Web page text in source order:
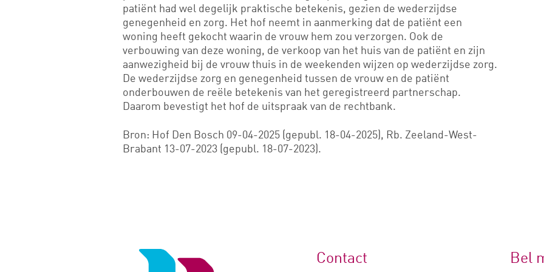
patiënt had wel degelijk praktische betekenis, gezien de wederzijdse
genegenheid en zorg. Het hof neemt in aanmerking dat de patiënt een
woning heeft gekocht waarin de vrouw hem zou verzorgen. Ook de
verbouwing van deze woning, de verkoop van het huis van de patiënt en zijn
aanwezigheid bij de vrouw thuis in de weekenden wijzen op wederzijdse zorg.
De wederzijdse zorg en genegenheid tussen de vrouw en de patiënt
onderbouwen de reële betekenis van het geregistreerd partnerschap.
Daarom bevestigt het hof de uitspraak van de rechtbank.
Bron: Hof Den Bosch 09-04-2025 (gepubl. 18-04-2025), Rb. Zeeland-West-
Brabant 13-07-2023 (gepubl. 18-07-2023).
Logo
Contact Bel